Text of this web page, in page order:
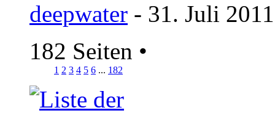
deepwater - 31. Juli
182 Seiten •
1 2 3 4 5 6 ... 182